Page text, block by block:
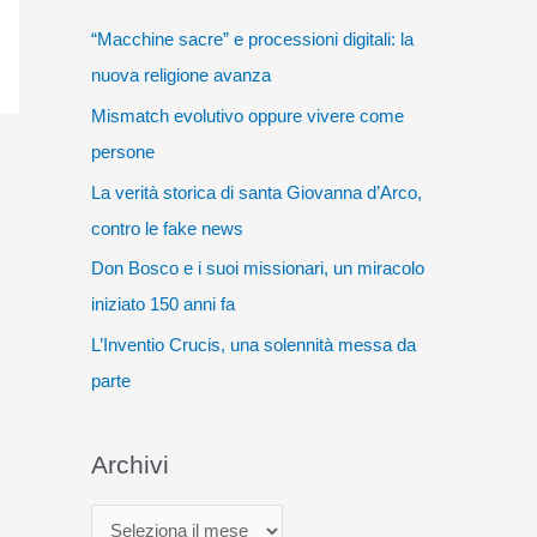
“Macchine sacre” e processioni digitali: la
nuova religione avanza
Mismatch evolutivo oppure vivere come
persone
La verità storica di santa Giovanna d’Arco,
contro le fake news
Don Bosco e i suoi missionari, un miracolo
iniziato 150 anni fa
L’Inventio Crucis, una solennità messa da
parte
Archivi